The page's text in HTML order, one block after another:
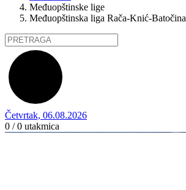
Međuopštinske lige
Međuopštinska liga Rača-Knić-Batočina
Četvrtak, 06.08.2026
0 / 0 utakmica